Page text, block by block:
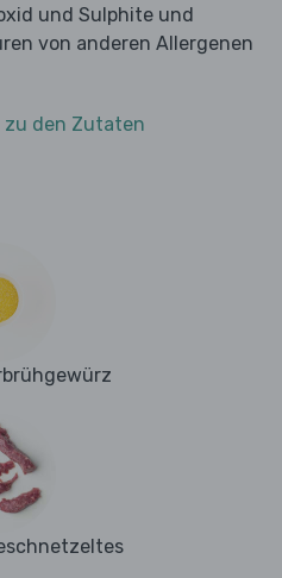
und Sulphite und
von anderen Allergenen
den Zutaten